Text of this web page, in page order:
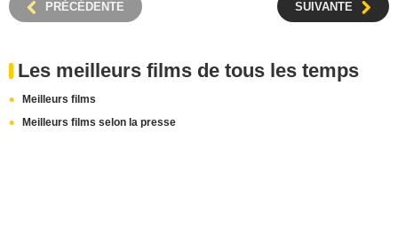
PRÉCÉDENTE SUIVANTE
Les meilleurs films de tous les temps
Meilleurs films
Meilleurs films selon la presse